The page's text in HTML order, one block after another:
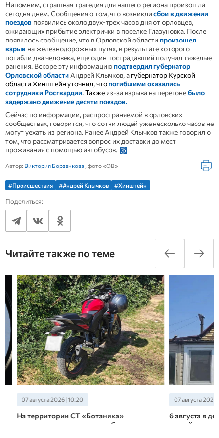
Напомним, страшная трагедия для нашего региона произошла
сегодня днем. Сообщения о том, что возникли сбои в движении
поездов появились около двух-трех часов дня от орловцев,
ожидающих прибытие электрички в поселке Глазуновка. После
появилось сообщение, что в Орловской области произошел
взрыв на железнодорожных путях, в результате которого
погибли два человека, еще один пострадавший получил тяжелые
ранения. Вскоре эту информациюподтвердил губернатор
Орловской областиАндрей Клычков, а губернатор Курской
области Хинштейн уточнил, чтопогибшими оказались
сотрудники Росгвардии. Также из-за взрыва на перегонебыло
задержано движение десяти поездов.
Сейчас по информации, распространяемой в орловских
сообществах, говорится, что сотни людей уже несколько часов не
могут уехать из региона. Ранее Андрей Клычков также говорил о
том, что рассматривается вопрос их доставки до мест
проживания с помощью автобусов.
Автор: Виктория Борзенкова, фото «ОВ»
#Происшествия #Андрей Клычков #Хинштейн
Поделиться:
Читайте также по теме
07 августа 2026 | 10:20
На территории СТ «Ботаника»
опрокинулся мотоциклист без прав
07 августа 2026 |
6 августа в
жилой дом